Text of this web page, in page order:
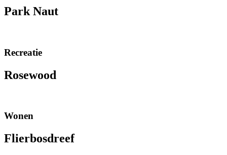
Park Naut
Recreatie
Rosewood
Wonen
Flierbosdreef